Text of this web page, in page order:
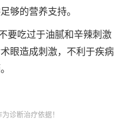
够的营养支持。
要吃过于油腻和辛辣刺激
眼造成刺激，不利于疾病
诊断治疗依据！